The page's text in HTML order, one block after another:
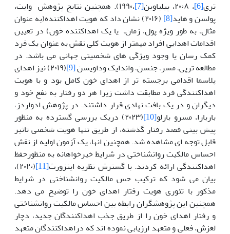
تری[6] ، ۲۰۰۸، پیلیاوین [7]
،۱۹۹۰). همچنین نتایج پژوهش وایت،
پولسن و هاید[8]
(۲۰۱۶) نشان داد که هویت اهداکننده(به عنوان
مثال، به طور ویژه پول، زمان، یا یک اهداکننده خون) در تعیین
اقدامات اهدایی افراد مهمتر از هویت کلی نقش به عنوان یک فرد
کمک رسان یا وجود ویژگی های شخصیتی جهانی می باشد. در
مطالعه ترپی، مسر، جنسن، واندایک وداویسن[9]
(۲۰۱۹) نیز اهدای
پلاسما اقدامی برجسته تر از اهدای خون کامل بود و با هویت
اهداکنندگی فرد مطابقت داشت زیرا هر دو رفتار به نفع خود و
دیگران و در یک بافت نهادی قرار داشتند. در پژوهش ادواردز،
باربارا، مسرو بارلو[10]
(۲۰۲۳) دریک بررسی گسترده به منظور
پیش بینی قصد رفتار گذشته، از طریق تنها هویت شخصی تاثیر
قابل توجه ای مشاهده شد. همچنین انها، یک آزمون اولیه از نقش
احساس مالکیت روانشناختی در شرایط خیرخواهانه به منظورحفظ
اهداکنندگی ارائه کردند. با گسترش نظریه اینزورث[11]
(۲۰۲۰)،
بیان می شود که ترکیب حس مالکیت روانشناختی در شرایط
مذکور با تئوری هویت رفتار اهدای خون را توضیح می دهد.
همچنین این پژوهشگران رابطه بین احساس مالکیت روانشناختی
و رفتار اهدای خون را از طریق جذب اهداکنندگان جدید، دچار
لغزش، فعلی و متعهد ارزیابی نموده اند که دراهداکنندگان متعهد